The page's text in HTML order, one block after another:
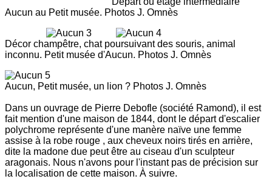
Aucun au Petit musée. Photos J. Omnès
Décor champêtre, chat poursuivant des souris, animal
inconnu. Petit musée d'Aucun. Photos J. Omnès
Aucun, Petit musée, un lion ? Photos J. Omnès
Dans un ouvrage de Pierre Debofle (société Ramond), il est
fait mention d'une maison de 1844, dont le départ d'escalier
polychrome représente d'une manère naïve une femme
assise à la robe rouge , aux cheveux noirs tirés en arrière,
dite la madone due peut être au ciseau d'un sculpteur
aragonais. Nous n'avons pour l'instant pas de précision sur
la localisation de cette maison. À suivre.